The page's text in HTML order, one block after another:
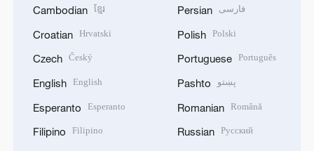
Cambodian ខ្មែរ
Croatian Hrvatski
Czech Český
English English
Esperanto Esperanto
Filipino Filipino
Persian فارسی
Polish Polski
Portuguese Português
Pashto پښتو
Romanian Română
Russian Русский